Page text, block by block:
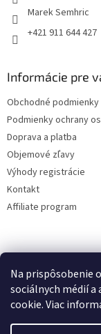
Na prispôsobenie
sociálnych médií
cookie. Viac
Marek Semhric
+421 911 644 427
Informácie pre
Obchodné podmienky
Podmienky ochrany
Doprava a platba
Objemové zľavy
Výhody registrácie
Kontakt
Affiliate program